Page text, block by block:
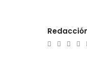
Website